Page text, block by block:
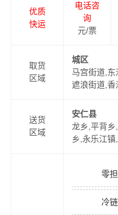
优质
快运
电话咨
询
元/票
取货
区域
城区
马宫街道,东
遮浪街道,
送货
区域
安仁县
龙乡,平背
乡,永乐江
零
冷